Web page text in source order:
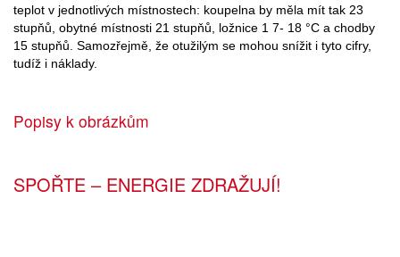
teplot v jednotlivých místnostech: koupelna by měla mít tak 23
stupňů, obytné místnosti 21 stupňů, ložnice 1 7- 18 °C a chodby
15 stupňů. Samozřejmě, že otužilým se mohou snížit i tyto cifry,
tudíž i náklady.
Popisy k obrázkům
SPOŘTE – ENERGIE ZDRAŽUJÍ!